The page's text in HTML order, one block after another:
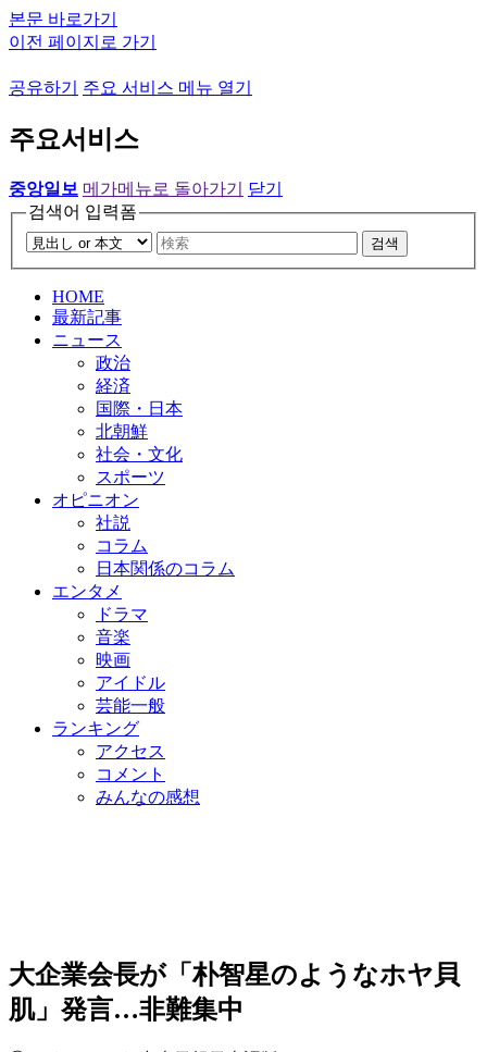
본문 바로가기
이전 페이지로 가기
공유하기 주요 서비스 메뉴 열기
주요서비스
중앙일보 메가메뉴로 돌아가기
닫기
검색어 입력폼
검색
HOME
最新記事
ニュース
政治
経済
国際・日本
北朝鮮
社会・文化
スポーツ
オピニオン
社説
コラム
日本関係のコラム
エンタメ
ドラマ
音楽
映画
アイドル
芸能一般
ランキング
アクセス
コメント
みんなの感想
大企業会長が「朴智星のようなホヤ貝
肌」発言…非難集中